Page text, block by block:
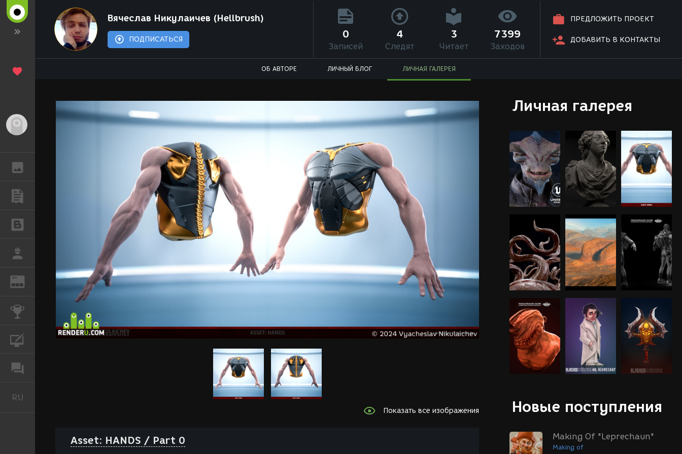
REN ЖУРНАЛ
RU
Вячеслав Никулаичев (Hellbrush)
ПОДПИСАТЬСЯ
ПРЕДЛОЖИТЬ ПРОЕКТ
ДОБАВИТЬ В КОНТАКТЫ
0
Записей
4
Следят
3
Читает
7399
Заходов
ОБ АВТОРЕ ЛИЧНЫЙ БЛОГ ЛИЧНАЯ ГАЛЕРЕЯ
Личная галерея
Новые поступления
Making Of "Leprechaun"
Making of
Показать все изображения
Asset: HANDS / Part 0